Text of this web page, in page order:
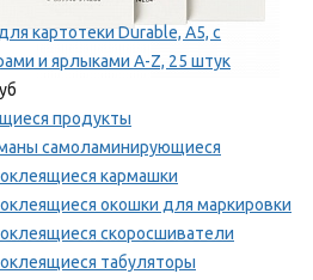
картотеки Durable, A5, с
и ярлыками A-Z, 25 штук
продукты
самоламинирующиеся
кармашки
окошки для маркировки
скоросшиватели
табуляторы